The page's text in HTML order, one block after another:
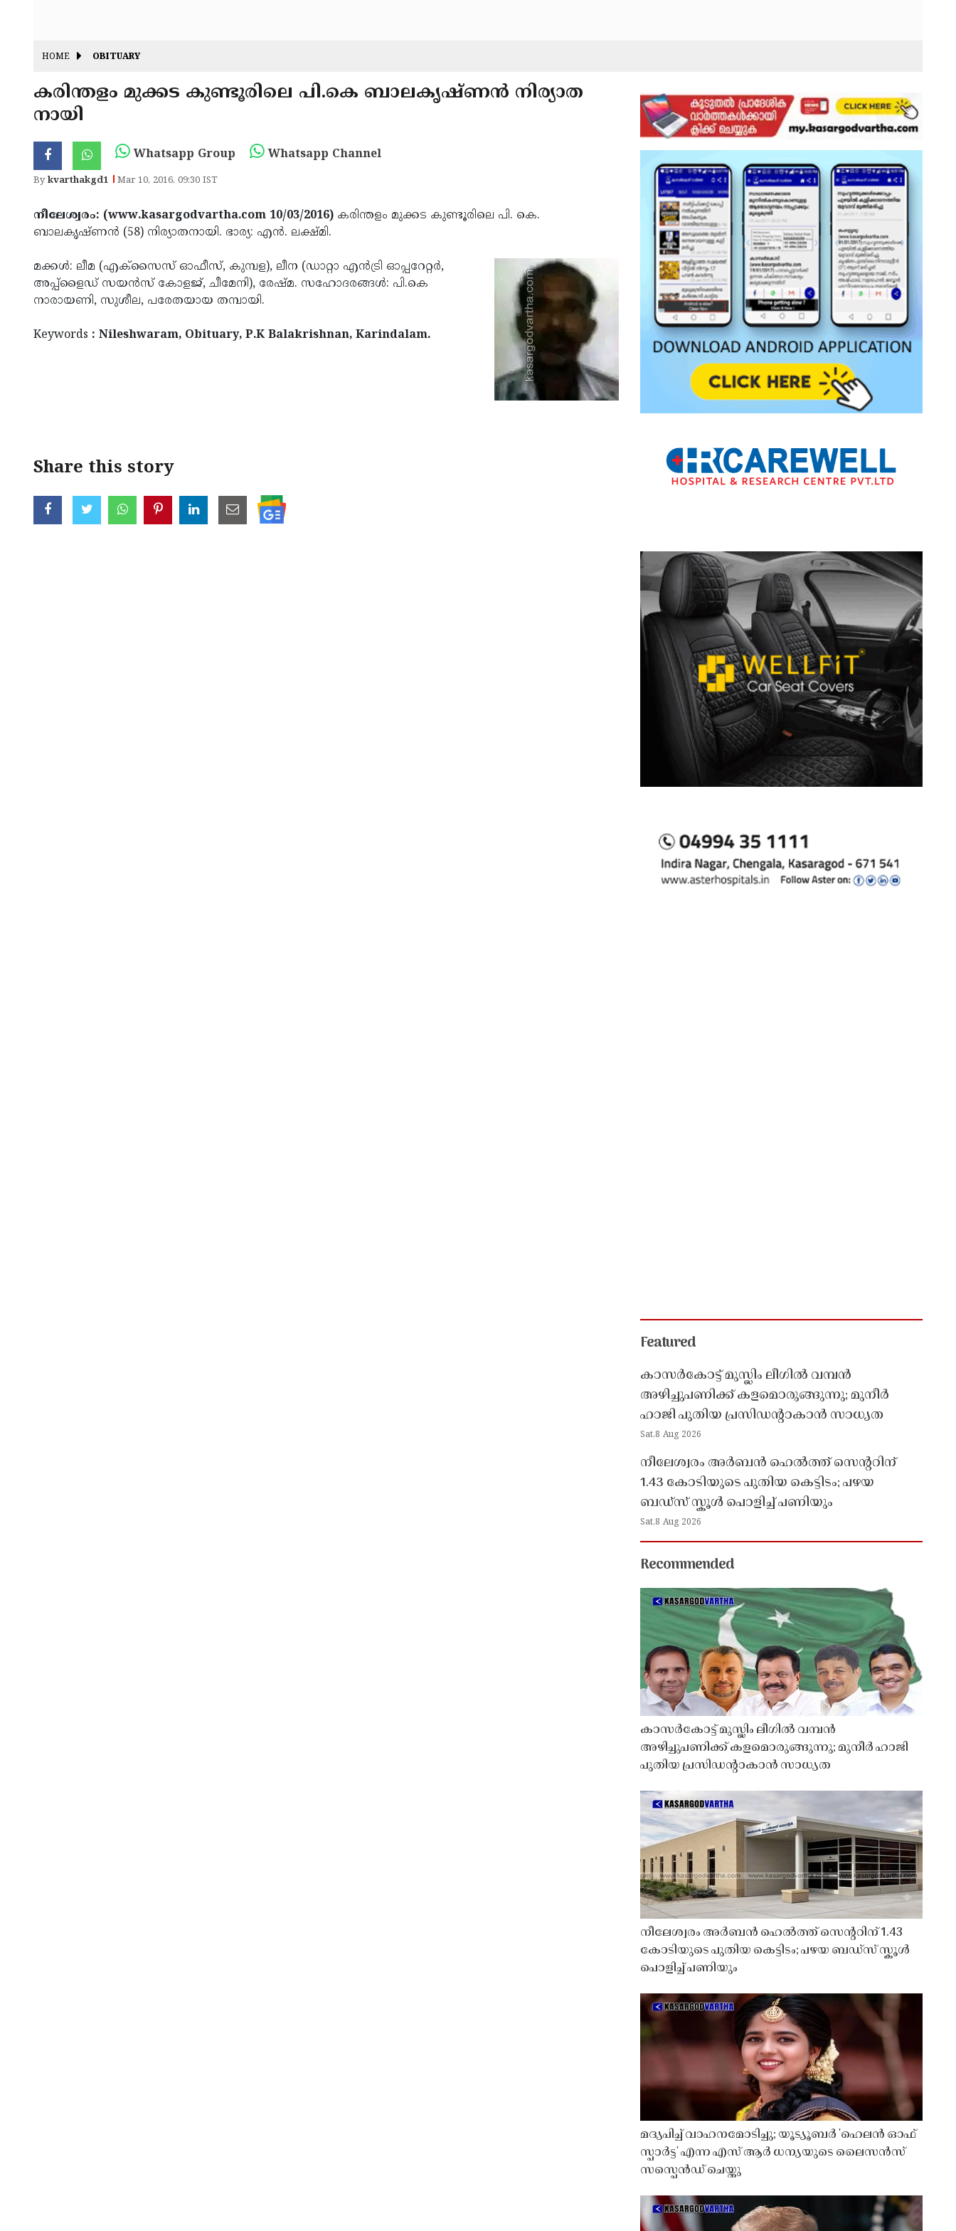
HOME OBITUARY
കരിന്തളം മുക്കട കുണ്ടൂരിലെ പി.കെ ബാലകൃഷ്ണന്‍ നിര്യാത
നായി
Whatsapp Group Whatsapp Channel
Bykvarthakgd1 Mar 10, 2016, 09:30 IST
നീലേശ്വരം: (www.kasargodvartha.com 10/03/2016) കരിന്തളം മുക്കട കുണ്ടൂരിലെ പി. കെ.
ബാലകൃഷ്ണന്‍ (58) നിര്യാതനായി. ഭാര്യ: എന്‍. ലക്ഷ്മി.
മക്കള്‍: ലീമ (എക്‌സൈസ് ഓഫീസ്, കുമ്പള), ലീന (ഡാറ്റാ എന്‍ട്രി ഓപ്പറേറ്റര്‍,
അപ്പ്‌ളൈഡ് സയന്‍സ് കോളജ്, ചീമേനി), രേഷ്മ. സഹോദരങ്ങള്‍: പി.കെ
നാരായണി, സുശീല, പരേതയായ തമ്പായി.
Keywords : Nileshwaram, Obituary, P.K Balakrishnan, Karindalam.
Share this story
Featured
കാസർകോട്ട് മുസ്ലിം ലീഗിൽ വമ്പൻ
അഴിച്ചുപണിക്ക് കളമൊരുങ്ങുന്നു; മുനീർ
ഹാജി പുതിയ പ്രസിഡൻ്റാകാൻ സാധ്യത
Sat,8 Aug 2026
നീലേശ്വരം അർബൻ ഹെൽത്ത് സെൻ്ററിന്
1.43 കോടിയുടെ പുതിയ കെട്ടിടം; പഴയ
ബഡ്സ് സ്കൂൾ പൊളിച്ച് പണിയും
Sat,8 Aug 2026
Recommended
കാസർകോട്ട് മുസ്ലിം ലീഗിൽ വമ്പൻ
അഴിച്ചുപണിക്ക് കളമൊരുങ്ങുന്നു; മുനീർ ഹാജി
പുതിയ പ്രസിഡൻ്റാകാൻ സാധ്യത
നീലേശ്വരം അർബൻ ഹെൽത്ത് സെൻ്ററിന് 1.43
കോടിയുടെ പുതിയ കെട്ടിടം; പഴയ ബഡ്സ് സ്കൂൾ
പൊളിച്ച് പണിയും
മദ്യപിച്ച് വാഹനമോടിച്ചു; യൂട്യൂബർ 'ഹെലൻ ഓഫ്
സ്പാർട്ട' എന്ന എസ് ആർ ധന്യയുടെ ലൈസൻസ്
സസ്പെൻഡ് ചെയ്തു ​​​​​​​